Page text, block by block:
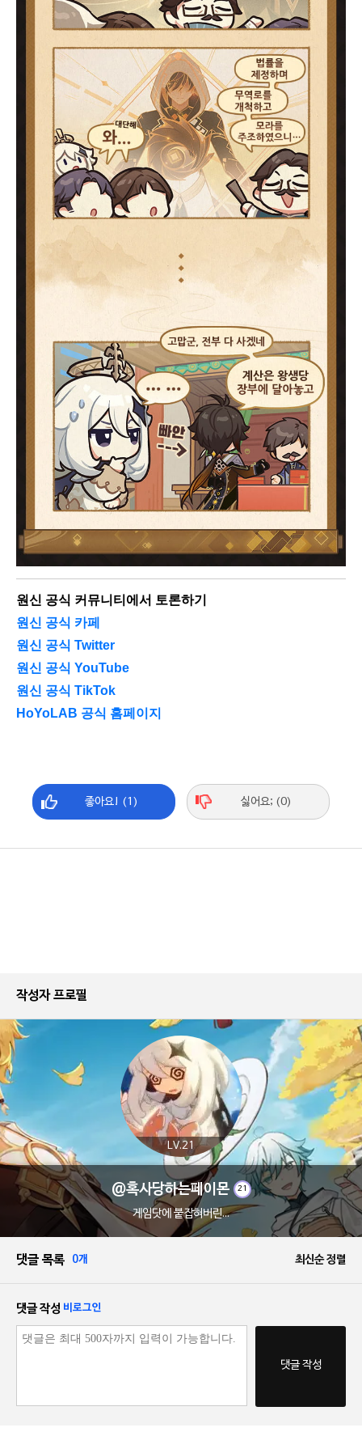
원신 공식 커뮤니티에서 토론하기
원신 공식 카페
원신 공식 Twitter
원신 공식 YouTube
원신 공식 TikTok
HoYoLAB 공식 홈페이지
좋아요! (1) 싫어요; (0)
작성자 프로필
LV.21
@혹사당하는페이몬 21
게임닷에 붙잡혀버린...
댓글 목록 0개 최신순 정렬
댓글 작성 비로그인
댓글 작성